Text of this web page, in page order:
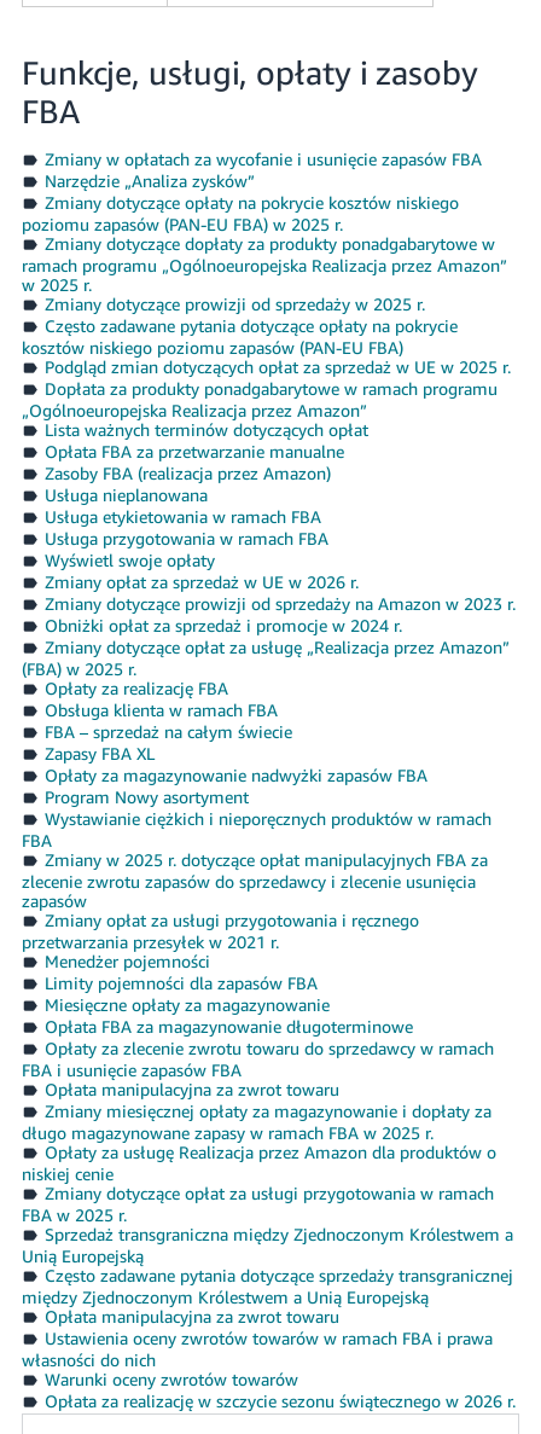
Funkcje, usługi, opłaty i zasoby
FBA
Zmiany w opłatach za wycofanie i usunięcie zapasów FBA
Narzędzie „Analiza zysków”
Zmiany dotyczące opłaty na pokrycie kosztów niskiego
poziomu zapasów (PAN-EU FBA) w 2025 r.
Zmiany dotyczące dopłaty za produkty ponadgabarytowe w
ramach programu „Ogólnoeuropejska Realizacja przez Amazon”
w 2025 r.
Zmiany dotyczące prowizji od sprzedaży w 2025 r.
Często zadawane pytania dotyczące opłaty na pokrycie
kosztów niskiego poziomu zapasów (PAN-EU FBA)
Podgląd zmian dotyczących opłat za sprzedaż w UE w 2025 r.
Dopłata za produkty ponadgabarytowe w ramach programu
„Ogólnoeuropejska Realizacja przez Amazon”
Lista ważnych terminów dotyczących opłat
Opłata FBA za przetwarzanie manualne
Zasoby FBA (realizacja przez Amazon)
Usługa nieplanowana
Usługa etykietowania w ramach FBA
Usługa przygotowania w ramach FBA
Wyświetl swoje opłaty
Zmiany opłat za sprzedaż w UE w 2026 r.
Zmiany dotyczące prowizji od sprzedaży na Amazon w 2023 r.
Obniżki opłat za sprzedaż i promocje w 2024 r.
Zmiany dotyczące opłat za usługę „Realizacja przez Amazon”
(FBA) w 2025 r.
Opłaty za realizację FBA
Obsługa klienta w ramach FBA
FBA – sprzedaż na całym świecie
Zapasy FBA XL
Opłaty za magazynowanie nadwyżki zapasów FBA
Program Nowy asortyment
Wystawianie ciężkich i nieporęcznych produktów w ramach
FBA
Zmiany w 2025 r. dotyczące opłat manipulacyjnych FBA za
zlecenie zwrotu zapasów do sprzedawcy i zlecenie usunięcia
zapasów
Zmiany opłat za usługi przygotowania i ręcznego
przetwarzania przesyłek w 2021 r.
Menedżer pojemności
Limity pojemności dla zapasów FBA
Miesięczne opłaty za magazynowanie
Opłata FBA za magazynowanie długoterminowe
Opłaty za zlecenie zwrotu towaru do sprzedawcy w ramach
FBA i usunięcie zapasów FBA
Opłata manipulacyjna za zwrot towaru
Zmiany miesięcznej opłaty za magazynowanie i dopłaty za
długo magazynowane zapasy w ramach FBA w 2025 r.
Opłaty za usługę Realizacja przez Amazon dla produktów o
niskiej cenie
Zmiany dotyczące opłat za usługi przygotowania w ramach
FBA w 2025 r.
Sprzedaż transgraniczna między Zjednoczonym Królestwem a
Unią Europejską
Często zadawane pytania dotyczące sprzedaży transgranicznej
między Zjednoczonym Królestwem a Unią Europejską
Opłata manipulacyjna za zwrot towaru
Ustawienia oceny zwrotów towarów w ramach FBA i prawa
własności do nich
Warunki oceny zwrotów towarów
Opłata za realizację w szczycie sezonu świątecznego w 2026 r.